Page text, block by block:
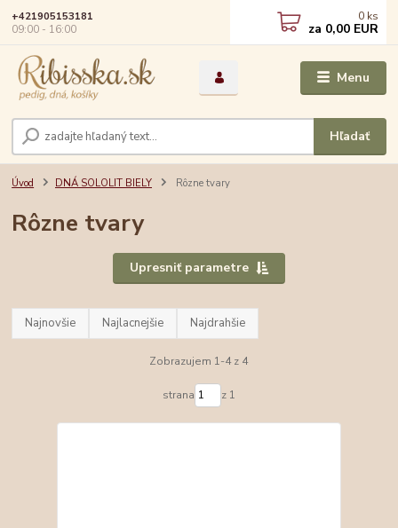
Menu
Hľadať
+421905153181
09:00 - 16:00
0 ks
za 0,00 EUR
Úvod DNÁ SOLOLIT BIELY Rôzne tvary
Rôzne tvary
Upresniť parametre
Najnovšie Najlacnejšie Najdrahšie
Zobrazujem 1-4 z 4
strana z 1